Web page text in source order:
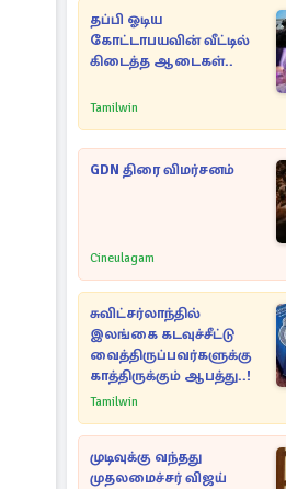
தப்பி ஓடிய
கோட்டாபயவின் வீட்டில்
கிடைத்த ஆடைகள்..
Tamilwin
GDN திரை விமர்சனம்
Cineulagam
சுவிட்சர்லாந்தில்
இலங்கை கடவுச்சீட்டு
வைத்திருப்பவர்களுக்கு
காத்திருக்கும் ஆபத்து..!
Tamilwin
முடிவுக்கு வந்தது
முதலமைச்சர் விஜய்